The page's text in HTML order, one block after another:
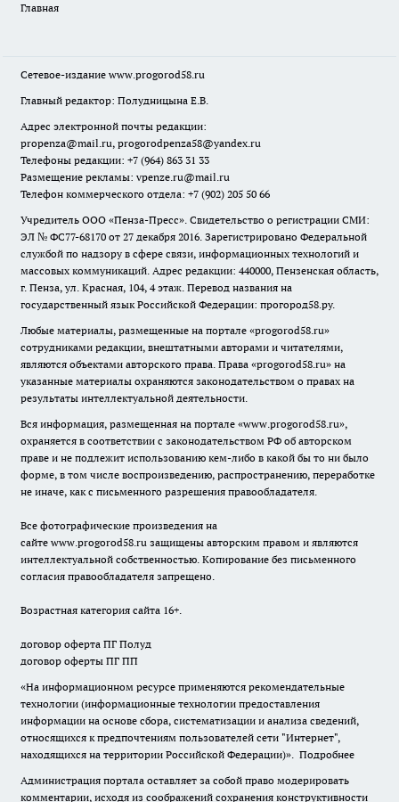
Главная
Сетевое-издание www.progorod58.ru
Главный редактор: Полудницына Е.В.
Адрес электронной почты редакции:
propenza@mail.ru, progorodpenza58@yandex.ru
Телефоны редакции: +7 (964) 863 31 33
Размещение рекламы: vpenze.ru@mail.ru
Телефон коммерческого отдела: +7 (902) 205 50 66
Учредитель ООО «Пенза-Пресс». Свидетельство о регистрации СМИ:
ЭЛ № ФС77-68170 от 27 декабря 2016. Зарегистрировано Федеральной
службой по надзору в сфере связи, информационных технологий и
массовых коммуникаций. Адрес редакции: 440000, Пензенская область,
г. Пенза, ул. Красная, 104, 4 этаж. Перевод названия на
государственный язык Российской Федерации: прогород58.ру.
Любые материалы, размещенные на портале «progorod58.ru»
сотрудниками редакции, внештатными авторами и читателями,
являются объектами авторского права. Права «progorod58.ru» на
указанные материалы охраняются законодательством о правах на
результаты интеллектуальной деятельности.
Вся информация, размещенная на портале «www.progorod58.ru»,
охраняется в соответствии с законодательством РФ об авторском
праве и не подлежит использованию кем-либо в какой бы то ни было
форме, в том числе воспроизведению, распространению, переработке
не иначе, как с письменного разрешения правообладателя.
Все фотографические произведения на
сайте www.progorod58.ru защищены авторским правом и являются
интеллектуальной собственностью. Копирование без письменного
согласия правообладателя запрещено.
Возрастная категория сайта 16+.
договор оферта ПГ Полуд
договор оферты ПГ ПП
«На информационном ресурсе применяются рекомендательные
технологии (информационные технологии предоставления
информации на основе сбора, систематизации и анализа сведений,
относящихся к предпочтениям пользователей сети "Интернет",
находящихся на территории Российской Федерации)». Подробнее
Администрация портала оставляет за собой право модерировать
комментарии, исходя из соображений сохранения конструктивности